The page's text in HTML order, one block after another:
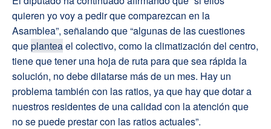
quieren yo voy a pedir que comparezcan en la
Asamblea”, señalando que “algunas de las cuestiones
queplanteael colectivo, como la climatización del centro,
tiene que tener una hoja de ruta para que sea rápida la
solución, no debe dilatarse más de un mes. Hay un
problema también con las ratios, ya que hay que dotar a
nuestros residentes de una calidad con la atención que
no se puede prestar con las ratios actuales”.